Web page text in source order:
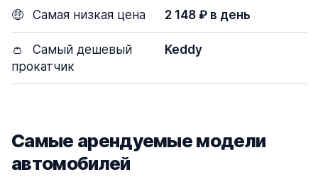
🤑 Самая низкая цена 2 148 ₽ в день
👛
Самый дешевый
прокатчик
Keddy
Самые арендуемые модели
автомобилей